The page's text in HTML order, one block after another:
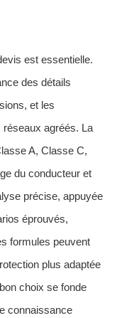
est essentielle.
des détails
et les
agréés. La
A, Classe C,
du conducteur et
précise, appuyée
éprouvés,
formules peuvent
plus adaptée
choix se fonde
connaissance